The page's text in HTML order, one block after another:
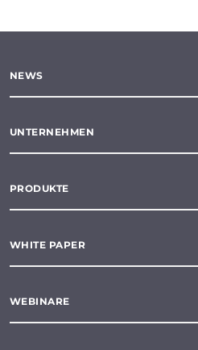
NEWS
UNTERNEHMEN
PRODUKTE
WHITE PAPER
WEBINARE